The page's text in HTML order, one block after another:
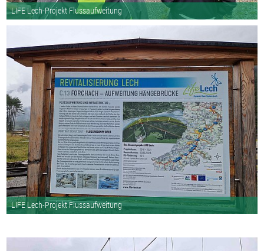
LIFE Lech-Projekt Flussaufweitung
LIFE Lech-Projekt Flussaufweitung